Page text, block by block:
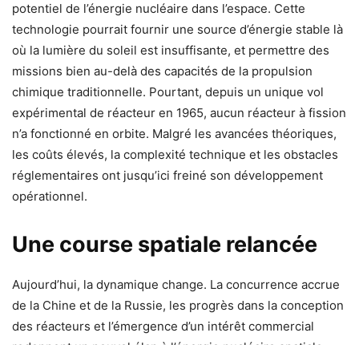
potentiel de l’énergie nucléaire dans l’espace. Cette
technologie pourrait fournir une source d’énergie stable là
où la lumière du soleil est insuffisante, et permettre des
missions bien au-delà des capacités de la propulsion
chimique traditionnelle. Pourtant, depuis un unique vol
expérimental de réacteur en 1965, aucun réacteur à fission
n’a fonctionné en orbite. Malgré les avancées théoriques,
les coûts élevés, la complexité technique et les obstacles
réglementaires ont jusqu’ici freiné son développement
opérationnel.
Une course spatiale relancée
Aujourd’hui, la dynamique change. La concurrence accrue
de la Chine et de la Russie, les progrès dans la conception
des réacteurs et l’émergence d’un intérêt commercial